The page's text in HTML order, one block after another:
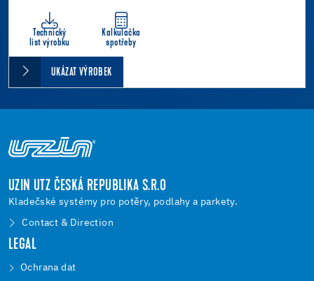
Technický
list výrobku
Kalkulačka
spotřeby
UKÁZAT VÝROBEK
UZIN UTZ ČESKÁ REPUBLIKA S.R.O
Kladečské systémy pro potěry, podlahy a parkety.
Contact & Direction
LEGAL
Ochrana dat